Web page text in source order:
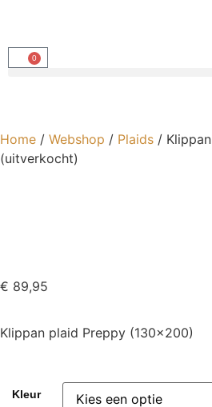
0
Home / Webshop / Plaids /
(uitverkocht)
€ 89,95
Klippan plaid Preppy (130×200)
Kleur